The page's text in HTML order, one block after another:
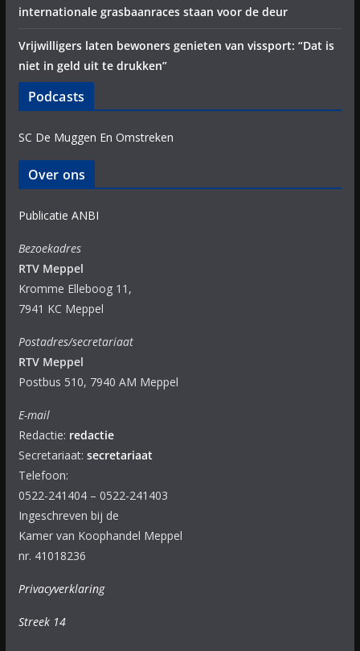
internationale grasbaanraces staan voor de deur
Vrijwilligers laten bewoners genieten van vissport: “Dat is
niet in geld uit te drukken”
Podcasts
SC De Muggen En Omstreken
Over ons
Publicatie ANBI
Bezoekadres
RTV Meppel
Kromme Elleboog 11,
7941 KC Meppel
Postadres/secretariaat
RTV Meppel
Postbus 510, 7940 AM Meppel
E-mail
Redactie: redactie
Secretariaat: secretariaat
Telefoon:
0522-241404 – 0522-241403
Ingeschreven bij de
Kamer van Koophandel Meppel
nr. 41018236
Privacyverklaring
Streek 14